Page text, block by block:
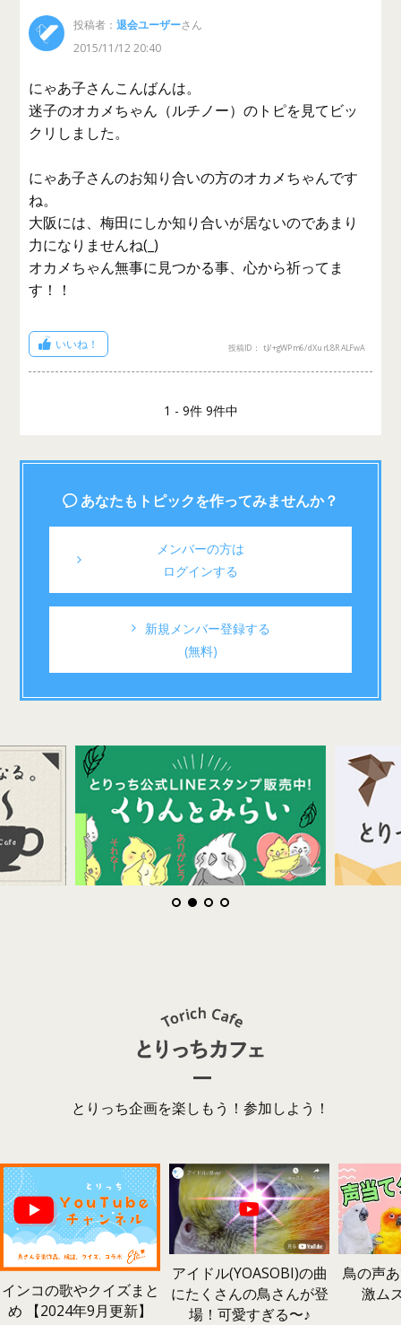
投稿者：退会ユーザーさん
2015/11/12 20:40
にゃあ子さんこんばんは。
迷子のオカメちゃん（ルチノー）のトピを見てビッ
クリしました。
にゃあ子さんのお知り合いの方のオカメちゃんです
ね。
大阪には、梅田にしか知り合いが居ないのであまり
力になりませんね(_)
オカメちゃん無事に見つかる事、心から祈ってま
す！！
いいね！ 投稿ID： tJ/+gWPm6/dXurL8RALFwA
1 - 9件 9件中
あなたもトピックを作ってみませんか？
メンバーの方は
ログインする
新規メンバー登録する
(無料)
とりっち企画を楽しもう！参加しよう！
インコの歌やクイズまと
め 【2024年9月更新】
アイドル(YOASOBI)の曲
にたくさんの鳥さんが登
場！可愛すぎる〜♪
鳥の声
激ム